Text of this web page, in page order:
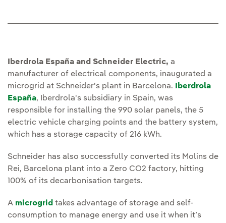
Iberdrola España and Schneider Electric, a
manufacturer of electrical components, inaugurated a
microgrid at Schneider's plant in Barcelona.
Iberdrola
España, Iberdrola's subsidiary in Spain, was
responsible for installing the 990 solar panels, the 5
electric vehicle charging points and the battery system,
which has a storage capacity of 216 kWh.
Schneider has also successfully converted its Molins de
Rei, Barcelona plant into a Zero CO2 factory, hitting
100% of its decarbonisation targets.
A microgrid takes advantage of storage and self-
consumption to manage energy and use it when it’s